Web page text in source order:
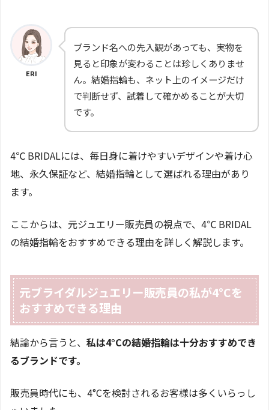
ERI
ブランド名への先入観があっても、実物を
見ると印象が変わることは珍しくありませ
ん。結婚指輪も、ネット上のイメージだけ
で判断せず、試着して確かめることが大切
です。
4℃ BRIDALには、毎日身に着けやすいデザインや着け心
地、永久保証など、結婚指輪として選ばれる理由があり
ます。
ここからは、元ジュエリー販売員の視点で、4℃ BRIDAL
の結婚指輪をおすすめできる理由を詳しく解説します。
元ブライダルジュエリー販売員の私が4°Cを
おすすめできる理由
結論から言うと、 私は4°Cの結婚指輪は十分おすすめでき
るブランドです。
販売員時代にも、4°Cを検討されるお客様は多くいらっし